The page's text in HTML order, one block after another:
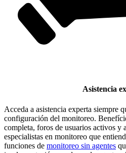
Asistencia
Acceda a asistencia experta siempre
configuración del monitoreo.
completa, foros de usuarios activos y
especialistas en monitoreo que
funciones de monitoreo sin agentes